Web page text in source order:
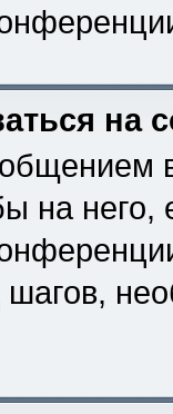
на
на него,
шагов,